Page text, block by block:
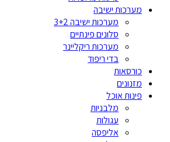
מערכות ישיבה
מערכות ישיבה 3+2
סלונים פינתיים
מערכות ריקליינר
בדי ריפוד
כורסאות
מזנונים
פינות אוכל
מלבניות
עגולות
אליפסה